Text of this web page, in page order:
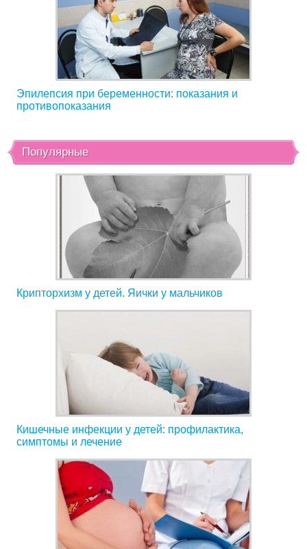
Эпилепсия при беременности: показания и
противопоказания
Популярные
Крипторхизм у детей. Яички у мальчиков
Кишечные инфекции у детей: профилактика,
симптомы и лечение